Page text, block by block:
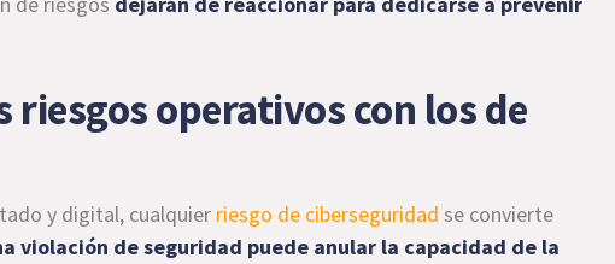
riesgos operativos con los de
y digital, cualquier riesgo de ciberseguridad se convierte
violación de seguridad puede anular la capacidad de la